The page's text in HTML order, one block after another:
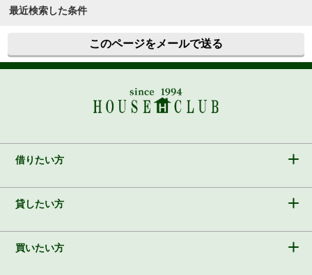
最近検索した条件
このページをメールで送る
借りたい方
貸したい方
買いたい方